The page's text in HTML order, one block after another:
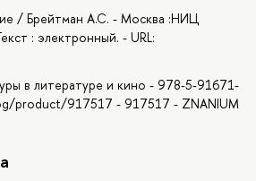
/ Брейтман А.С. - Москва :НИЦ
: электронный. - URL:
в литературе и кино - 978-5-91671-
product/917517 - 917517 - ZNANIUM